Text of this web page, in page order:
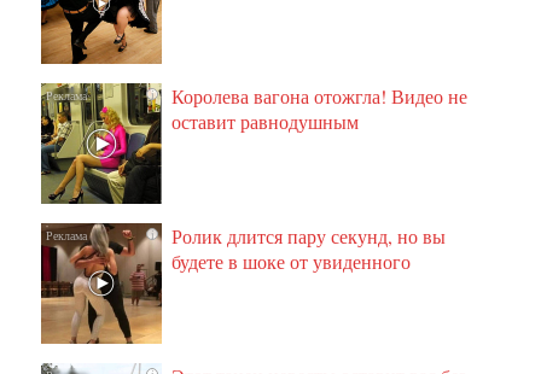
i
Королева вагона отожгла! Видео не
оставит равнодушным
i
Ролик длится пару секунд, но вы
будете в шоке от увиденного